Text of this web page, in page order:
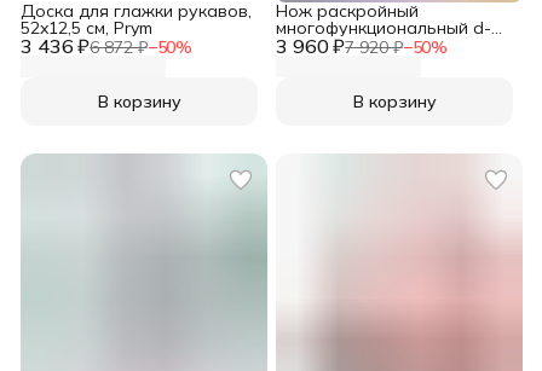
3 436 ₽6 872 ₽−50%
Доска для глажки рукавов,
52x12,5 см, Prym
В корзину
3 960 ₽7 920 ₽−50%
Нож раскройный
многофункциональный d-
45, Prym
В корзину